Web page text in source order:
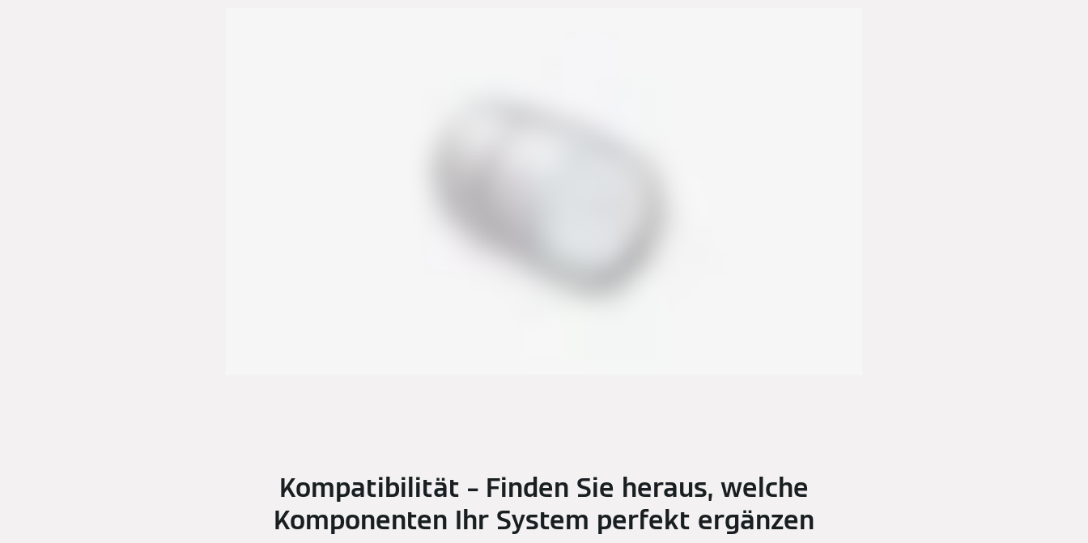
Kompatibilität – Finden Sie heraus, welche
Komponenten Ihr System perfekt ergänzen